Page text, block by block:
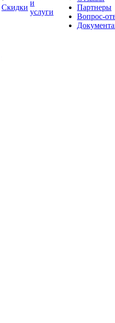
Скидки
и
услуги
Партнеры
Вопрос-